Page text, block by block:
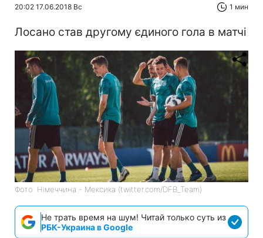
20:02 17.06.2018 Вс 1 мин
Лосано став другому єдиного гола в матчі
Фото: Німеччина - Мексика (twitter.com/DFB_Team)
Не трать время на шум! Читай только суть из
РБК-Украина в Google